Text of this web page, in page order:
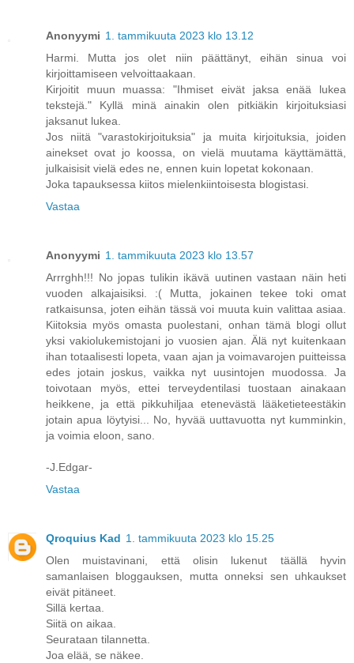
Anonyymi 1. tammikuuta 2023 klo 13.12
Harmi. Mutta jos olet niin päättänyt, eihän sinua voi
kirjoittamiseen velvoittaakaan.
Kirjoitit muun muassa: "Ihmiset eivät jaksa enää lukea
tekstejä." Kyllä minä ainakin olen pitkiäkin kirjoituksiasi
jaksanut lukea.
Jos niitä "varastokirjoituksia" ja muita kirjoituksia, joiden
ainekset ovat jo koossa, on vielä muutama käyttämättä,
julkaisisit vielä edes ne, ennen kuin lopetat kokonaan.
Joka tapauksessa kiitos mielenkiintoisesta blogistasi.
Vastaa
Anonyymi 1. tammikuuta 2023 klo 13.57
Arrrghh!!! No jopas tulikin ikävä uutinen vastaan näin heti
vuoden alkajaisiksi. :( Mutta, jokainen tekee toki omat
ratkaisunsa, joten eihän tässä voi muuta kuin valittaa asiaa.
Kiitoksia myös omasta puolestani, onhan tämä blogi ollut
yksi vakiolukemistojani jo vuosien ajan. Älä nyt kuitenkaan
ihan totaalisesti lopeta, vaan ajan ja voimavarojen puitteissa
edes jotain joskus, vaikka nyt uusintojen muodossa. Ja
toivotaan myös, ettei terveydentilasi tuostaan ainakaan
heikkene, ja että pikkuhiljaa etenevästä lääketieteestäkin
jotain apua löytyisi... No, hyvää uuttavuotta nyt kumminkin,
ja voimia eloon, sano.
-J.Edgar-
Vastaa
Qroquius Kad 1. tammikuuta 2023 klo 15.25
Olen muistavinani, että olisin lukenut täällä hyvin
samanlaisen bloggauksen, mutta onneksi sen uhkaukset
eivät pitäneet.
Sillä kertaa.
Siitä on aikaa.
Seurataan tilannetta.
Joa elää, se näkee.